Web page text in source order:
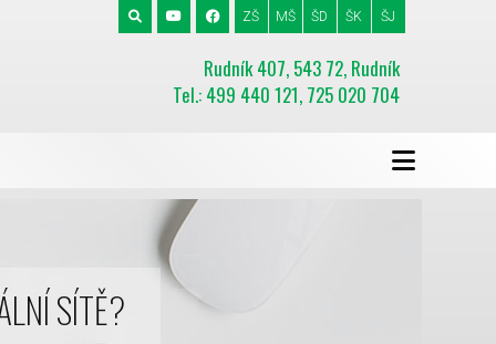
Rudník 407, 543 72, Rudník
Tel.: 499 440 121, 725 020 704
ZŠ MŠ ŠD ŠK ŠJ
SÍTĚ?